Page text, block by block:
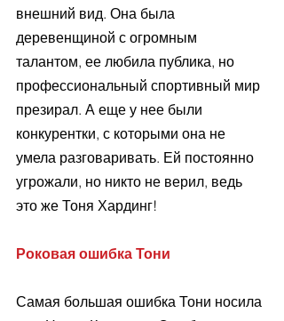
внешний вид. Она была
деревенщиной с огромным
талантом, ее любила публика, но
профессиональный спортивный мир
презирал. А еще у нее были
конкурентки, с которыми она не
умела разговаривать. Ей постоянно
угрожали, но никто не верил, ведь
это же Тоня Хардинг!
Роковая ошибка Тони
Самая большая ошибка Тони носила